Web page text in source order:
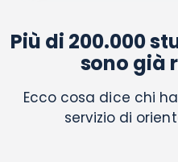
Più di 200.000
sono già
Ecco cosa dice chi
servizio di